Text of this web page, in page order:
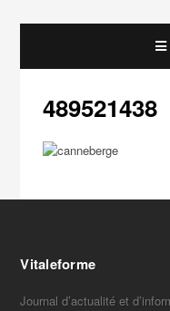
489521438
Vitaleforme
Journal d’actualité et